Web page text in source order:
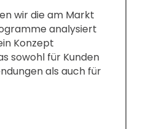
wir die am Markt
analysiert
Konzept
sowohl für Kunden
als auch für